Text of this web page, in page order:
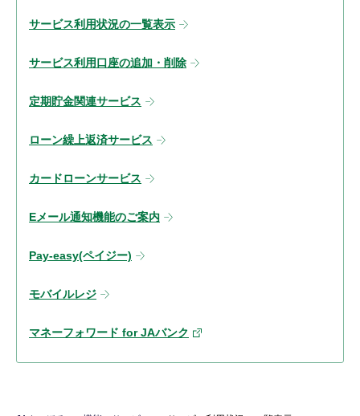
サービス利用状況の一覧表示
サービス利用口座の追加・削除
定期貯金関連サービス
ローン繰上返済サービス
カードローンサービス
Eメール通知機能のご案内
Pay-easy(ペイジー)
モバイルレジ
マネーフォワード for JAバンク